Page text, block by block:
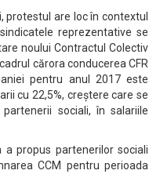
protestul are loc în contextul
reprezentative se
noului Contractul Colectiv
cărora conducerea CFR
pentru anul 2017 este
cu 22,5%, creștere care se
sociali, în salariile
propus partenerilor sociali
CCM pentru perioada